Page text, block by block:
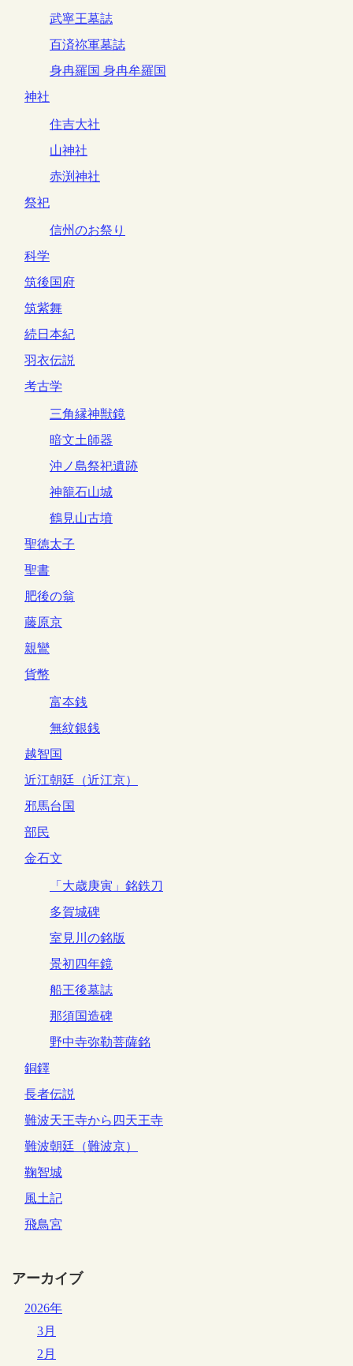
武寧王墓誌
百済祢軍墓誌
身冉羅国 身冉牟羅国
神社
住吉大社
山神社
赤渕神社
祭祀
信州のお祭り
科学
筑後国府
筑紫舞
続日本紀
羽衣伝説
考古学
三角縁神獣鏡
暗文土師器
沖ノ島祭祀遺跡
神籠石山城
鶴見山古墳
聖徳太子
聖書
肥後の翁
藤原京
親鸞
貨幣
富夲銭
無紋銀銭
越智国
近江朝廷（近江京）
邪馬台国
部民
金石文
「大歳庚寅」銘鉄刀
多賀城碑
室見川の銘版
景初四年鏡
船王後墓誌
那須国造碑
野中寺弥勒菩薩銘
銅鐸
長者伝説
難波天王寺から四天王寺
難波朝廷（難波京）
鞠智城
風土記
飛鳥宮
アーカイブ
2026年
3月
2月